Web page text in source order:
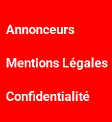
Annonceurs
Mentions Légales
Confidentialité